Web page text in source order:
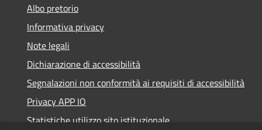
Albo pretorio
Informativa privacy
Note legali
Dichiarazione di accessibilità
Segnalazioni non conformità ai requisiti di accessibilità
Privacy APP IO
Statistiche utilizzo sito istituzionale